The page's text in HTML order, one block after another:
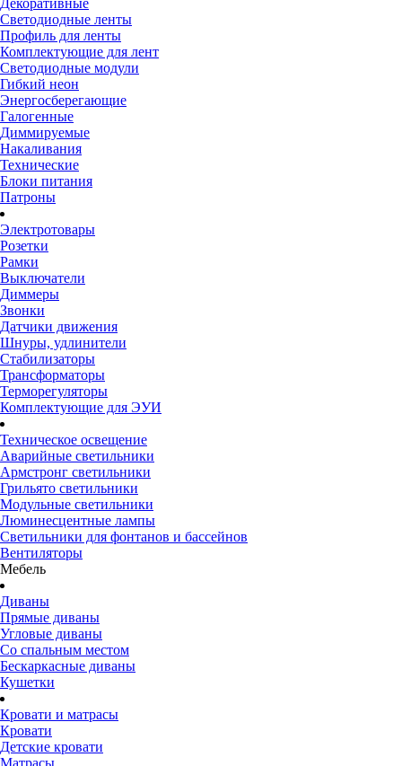
Декоративные
Светодиодные ленты
Профиль для ленты
Комплектующие для лент
Светодиодные модули
Гибкий неон
Энергосберегающие
Галогенные
Диммируемые
Накаливания
Технические
Блоки питания
Патроны
Электротовары
Розетки
Рамки
Выключатели
Диммеры
Звонки
Датчики движения
Шнуры, удлинители
Стабилизаторы
Трансформаторы
Терморегуляторы
Комплектующие для ЭУИ
Техническое освещение
Аварийные светильники
Армстронг светильники
Грильято светильники
Модульные светильники
Люминесцентные лампы
Светильники для фонтанов и бассейнов
Вентиляторы
Мебель
Диваны
Прямые диваны
Угловые диваны
Со спальным местом
Бескаркасные диваны
Кушетки
Кровати и матрасы
Кровати
Детские кровати
Матрасы